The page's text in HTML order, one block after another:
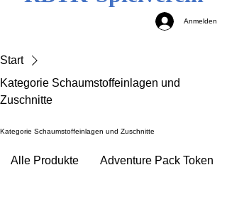
Anmelden
Start
Kategorie Schaumstoffeinlagen und
Zuschnitte
Kategorie Schaumstoffeinlagen und Zuschnitte
Alle Produkte Adventure Pack Token